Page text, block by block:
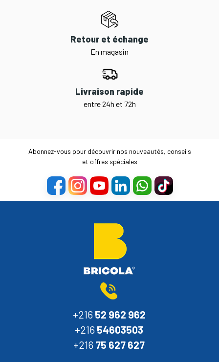
Retour et échange
En magasin
Livraison rapide
entre 24h et 72h
Abonnez-vous pour découvrir nos nouveautés, conseils
et offres spéciales
+216 52 962 962
+216 54603503
+216 75 627 627